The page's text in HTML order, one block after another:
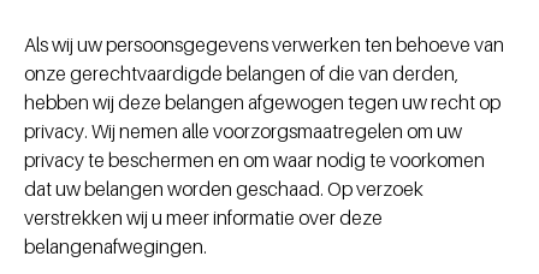
Als wij uw persoonsgegevens verwerken ten behoeve van
onze gerechtvaardigde belangen of die van derden,
hebben wij deze belangen afgewogen tegen uw recht op
privacy. Wij nemen alle voorzorgsmaatregelen om uw
privacy te beschermen en om waar nodig te voorkomen
dat uw belangen worden geschaad. Op verzoek
verstrekken wij u meer informatie over deze
belangenafwegingen.